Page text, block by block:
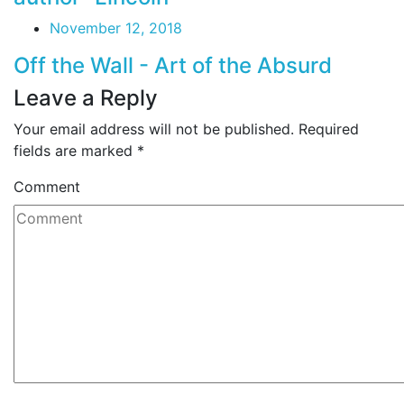
November 12, 2018
Off the Wall - Art of the Absurd
Leave a Reply
Your email address will not be published. Required
fields are marked *
Comment